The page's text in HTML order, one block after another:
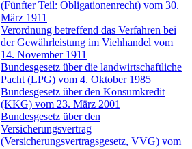
(Fünfter Teil: Obligationenrecht) vom 30.
März 1911
Verordnung betreffend das Verfahren bei
der Gewährleistung im Viehhandel vom
14. November 1911
Bundesgesetz über die landwirtschaftliche
Pacht (LPG) vom 4. Oktober 1985
Bundesgesetz über den Konsumkredit
(KKG) vom 23. März 2001
Bundesgesetz über den
Versicherungsvertrag
(Versicherungsvertragsgesetz, VVG) vom